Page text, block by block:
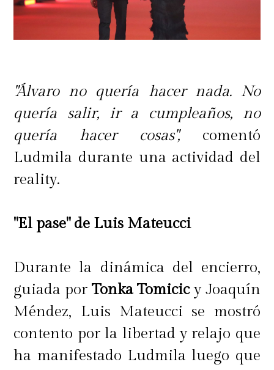
"Álvaro no quería hacer nada. No
quería salir, ir a cumpleaños, no
quería hacer cosas",comentó
Ludmila durante una actividad del
reality.
"El pase" de Luis Mateucci
Durante la dinámica del encierro,
guiada por Tonka Tomicicy Joaquín
Méndez, Luis Mateucci se mostró
contento por la libertad y relajo que
ha manifestado Ludmila luego que